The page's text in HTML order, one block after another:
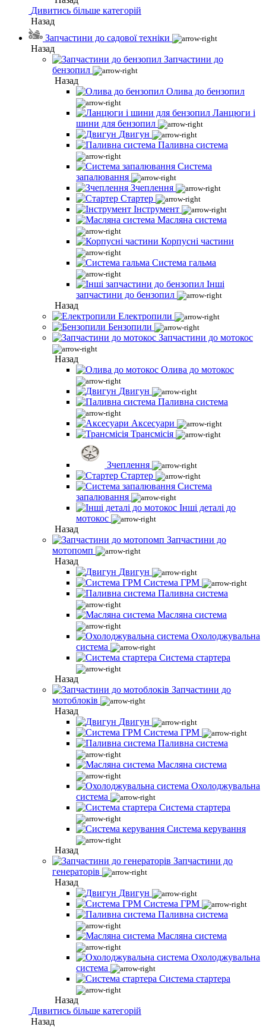
Дивитись більше категорій
Назад
Запчастини до садової техніки
Назад
Запчастини до
бензопил
Назад
Олива до бензопил
Ланцюги і
шини для бензопил
Двигун
Паливна система
Система
запалювання
Зчеплення
Стартер
Інструмент
Масляна система
Корпусні частини
Система гальма
Інші
запчастини до бензопил
Назад
Електропили
Бензопили
Запчастини до мотокос
Назад
Олива до мотокос
Двигун
Паливна система
Аксесуари
Трансмісія
Зчеплення
Стартер
Система
запалювання
Інші деталі до
мотокос
Назад
Запчастини до
мотопомп
Назад
Двигун
Система ГРМ
Паливна система
Масляна система
Охолоджувальна
система
Система стартера
Назад
Запчастини до
мотоблоків
Назад
Двигун
Система ГРМ
Паливна система
Масляна система
Охолоджувальна
система
Система стартера
Система керування
Назад
Запчастини до
генераторів
Назад
Двигун
Система ГРМ
Паливна система
Масляна система
Охолоджувальна
система
Система стартера
Назад
Дивитись більше категорій
Назад